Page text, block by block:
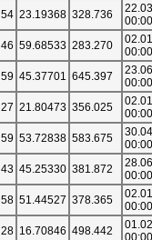
54 23.19368 328.736
00:00
46 59.68533 283.270
00:00
59 45.37701 645.397
00:00
27 21.80473 356.025
00:00
59 53.72838 583.675
00:00
43 45.25330 381.872
00:00
58 51.44527 378.365
00:00
28 16.70846 498.442
00:00